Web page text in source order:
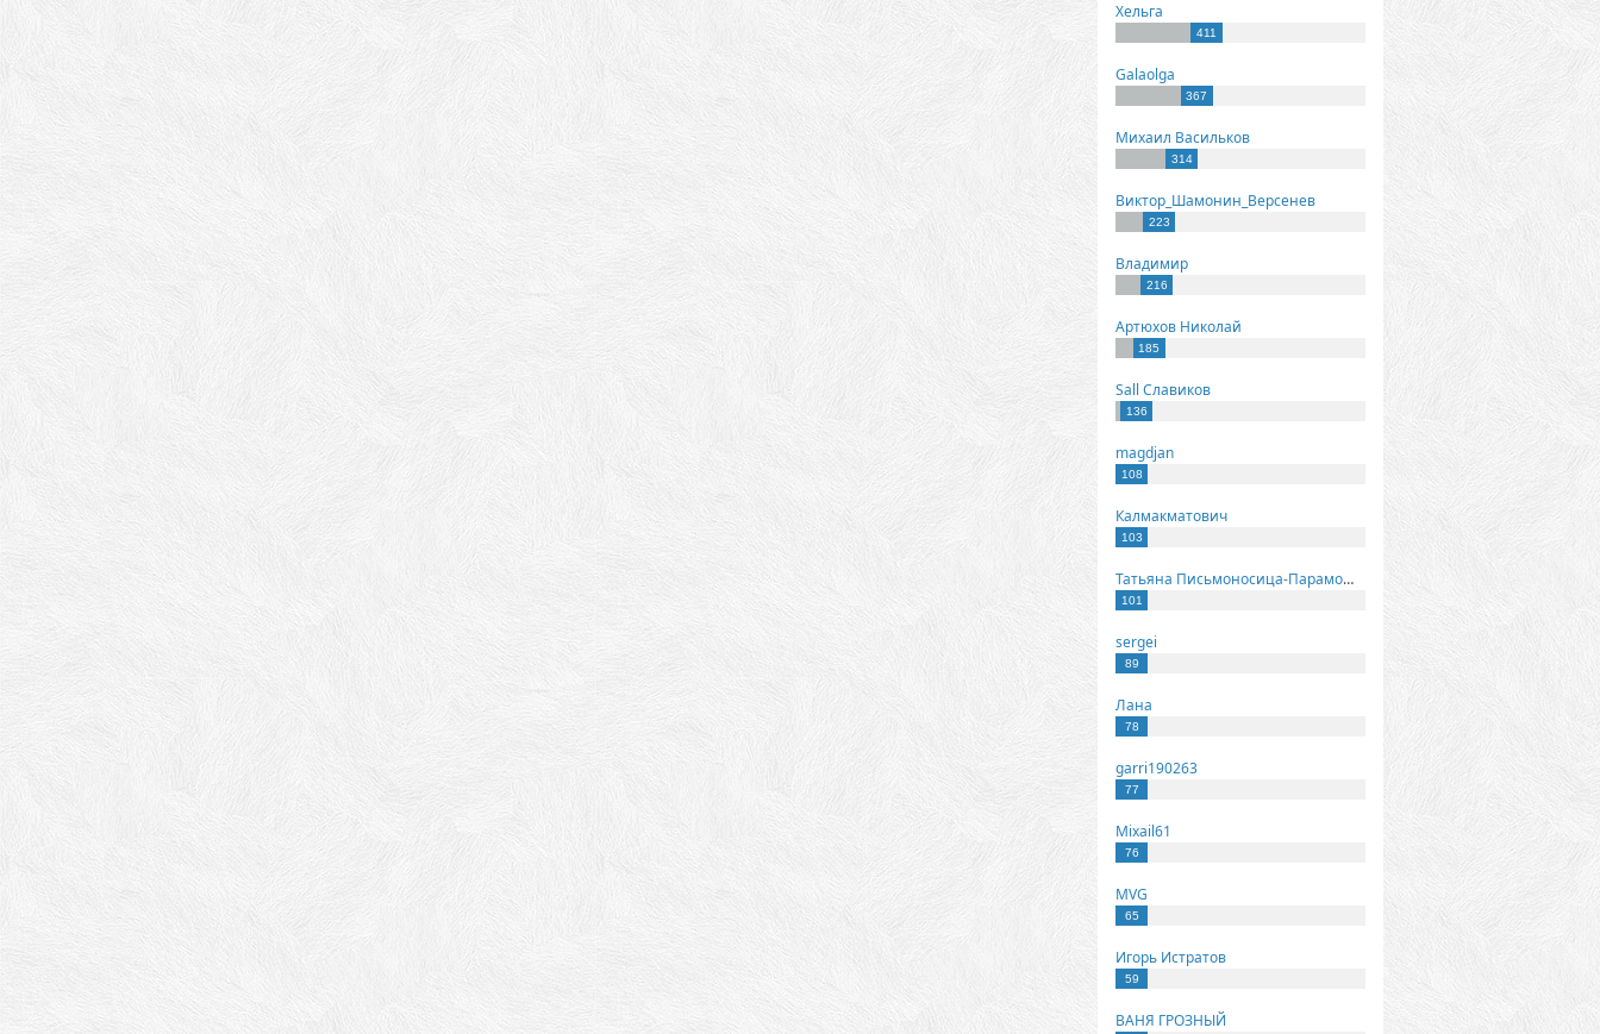
Хельга
411
Galaolga
367
Михаил Васильков
314
Виктор_Шамонин_Версенев
223
Владимир
216
Артюхов Николай
185
Sall Славиков
136
magdjan
108
Калмакматович
103
Татьяна Письмоносица-Парамонова
101
sergei
89
Лана
78
garri190263
77
Mixail61
76
MVG
65
Игорь Истратов
59
ВАНЯ ГРОЗНЫЙ